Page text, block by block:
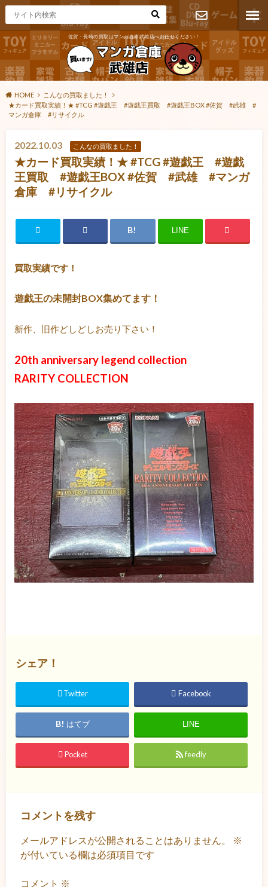
佐賀・長崎の買取はマンガ倉庫武雄店へお任せください！
お問い合わ
せ
HOME
こんなの買取ました！
★カード買取実績！★ #TCG #遊戯王 #遊戯王買取 #遊戯王BOX #佐賀 #武雄 #
マンガ倉庫 #リサイクル
2022.10.03 こんなの買取ました！
★カード買取実績！★ #TCG #遊戯王 #遊戯
王買取 #遊戯王BOX #佐賀 #武雄 #マンガ
倉庫 #リサイクル
LINE
買取実績です！
遊戯王の未開封BOX集めてます！
新作、旧作どしどしお売り下さい！
20th anniversary legend collection
RARITY COLLECTION
シェア！
Twitter Facebook
はてブ LINE
Pocket feedly
コメントを残す
メールアドレスが公開されることはありません。
※
が付いている欄は必須項目です
コメント ※